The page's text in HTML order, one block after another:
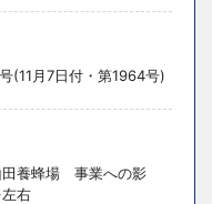
(11月7日付・第1964号)
田養蜂場 事業への影
右